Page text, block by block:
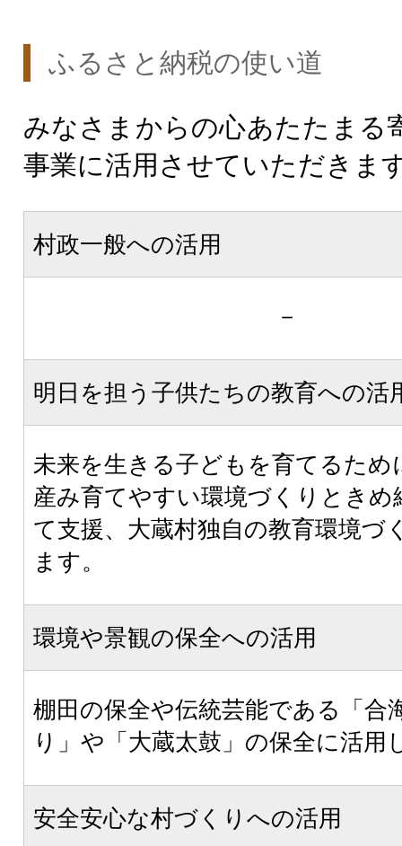
ふるさと納税の使い道
みなさまからの心あたたまる
事業に活用させていただきま
村政一般への活用
－
明日を担う子供たちの教育への活
未来を生きる子どもを育てるため
産み育てやすい環境づくりときめ
て支援、大蔵村独自の教育環境づ
ます。
環境や景観の保全への活用
棚田の保全や伝統芸能である「合
り」や「大蔵太鼓」の保全に活用
安全安心な村づくりへの活用